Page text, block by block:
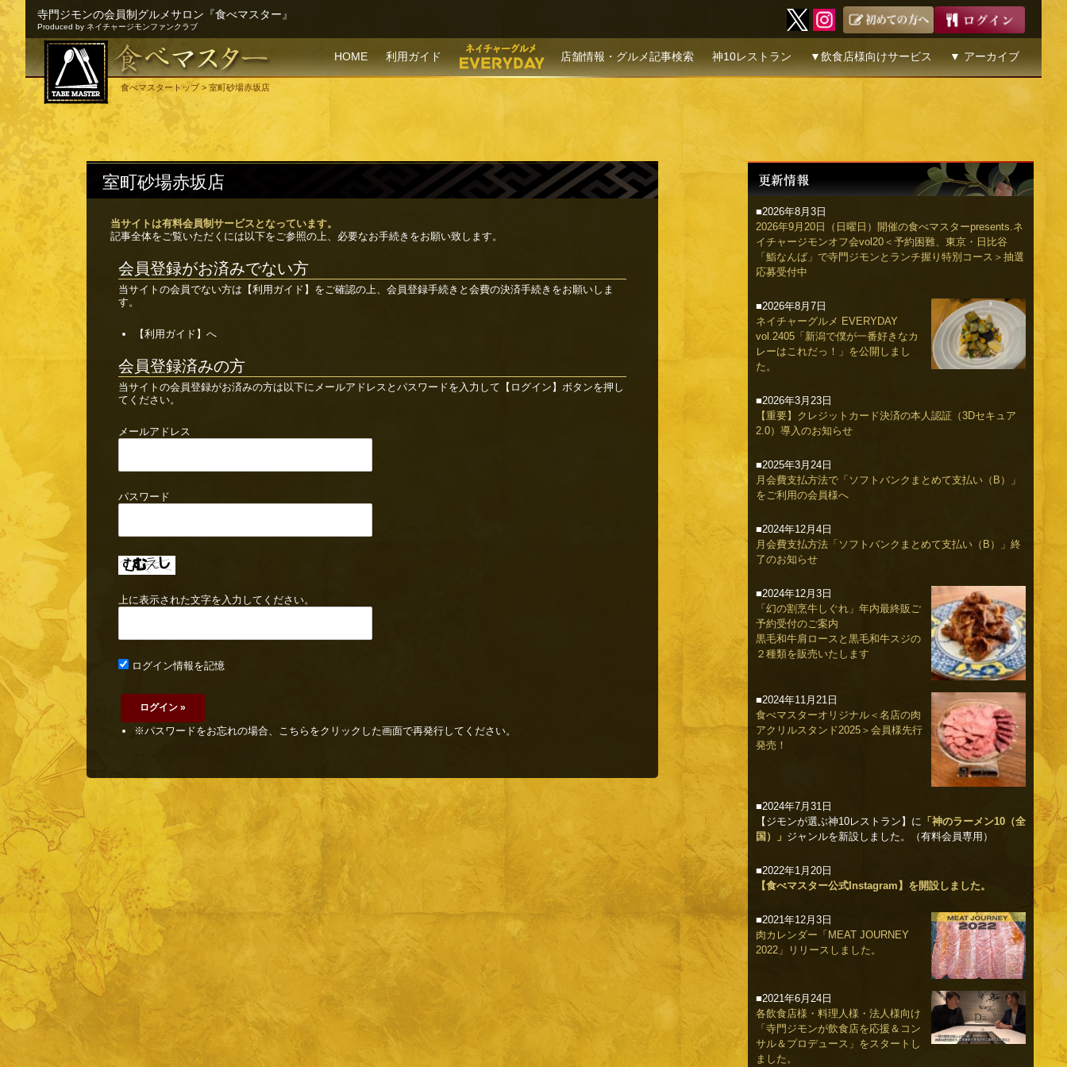
寺門ジモンの会員制グルメサロン『食べマスター』
Produced by ネイチャージモンファンクラブ
HOME 利用ガイド 店舗情報・グルメ記事検索 神10レストラン ▼飲食店様向けサービス ▼ アーカイブ
食べマスタートップ> 室町砂場赤坂店
室町砂場赤坂店
当サイトは有料会員制サービスとなっています。
記事全体をご覧いただくには以下をご参照の上、必要なお手続きをお願い致します。
会員登録がお済みでない方
当サイトの会員でない方は 【利用ガイド】 をご確認の上、会員登録手続きと会費の決済手続きをお願いしま
す。
【利用ガイド】へ
会員登録済みの方
当サイトの会員登録がお済みの方は以下にメールアドレスとパスワードを入力して【ログイン】ボタンを押し
てください。
メールアドレス
パスワード
上に表示された文字を入力してください。
ログイン情報を記憶
※パスワードをお忘れの場合、こちらをクリックした画面で再発行してください。
■2026年8月3日
2026年9月20日（日曜日）開催の食べマスターpresents.ネ
イチャージモンオフ会vol20＜予約困難、東京・日比谷
「鮨なんば」で寺門ジモンとランチ握り特別コース＞抽選
応募受付中
■2026年8月7日
ネイチャーグルメ EVERYDAY
vol.2405「新潟で僕が一番好きなカ
レーはこれだっ！」を公開しまし
た。
■2026年3月23日
【重要】クレジットカード決済の本人認証（3Dセキュア
2.0）導入のお知らせ
■2025年3月24日
月会費支払方法で「ソフトバンクまとめて支払い（B）」
をご利用の会員様へ
■2024年12月4日
月会費支払方法「ソフトバンクまとめて支払い（B）」終
了のお知らせ
■2024年12月3日
「幻の割烹牛しぐれ」年内最終販ご
予約受付のご案内
黒毛和牛肩ロースと黒毛和牛スジの
２種類を販売いたします
■2024年11月21日
食べマスターオリジナル＜名店の肉
アクリルスタンド2025＞会員様先行
発売！
■2024年7月31日
【ジモンが選ぶ神10レストラン】に 「神のラーメン10（全
国）」 ジャンルを新設しました。（有料会員専用）
■2022年1月20日
【食べマスター公式Instagram】を開設しました。
■2021年12月3日
肉カレンダー「MEAT JOURNEY
2022」リリースしました。
■2021年6月24日
各飲食店様・料理人様・法人様向け
「寺門ジモンが飲食店を応援＆コン
サル＆プロデュース」をスタートし
ました。